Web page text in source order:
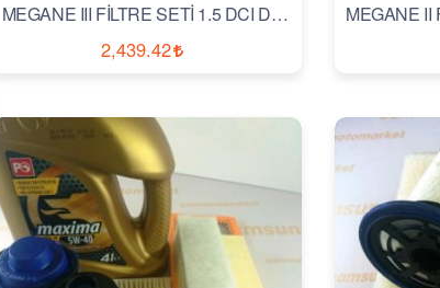
MEGANE III FİLTRE SETİ 1.5 DCI DİZEL
2,439.42